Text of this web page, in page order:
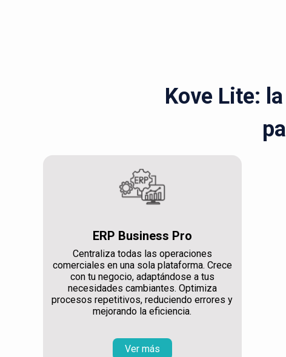
Kove Lite:
ERP Business Pro
Centraliza todas las operaciones
comerciales en una sola plataforma. Crece
con tu negocio, adaptándose a tus
necesidades cambiantes. Optimiza
procesos repetitivos, reduciendo errores y
mejorando la eficiencia.
Ver más